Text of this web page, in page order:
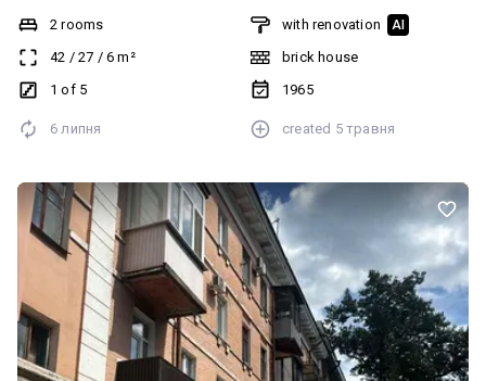
супермаркет, зупинка громадського транспорту.
2 rooms
42 / 27 / 6 m²
1 of 5
with renovation AI
brick house
1965
6 липня created 5 травня